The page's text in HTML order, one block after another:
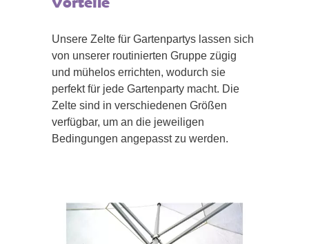
Unsere Zelte für Gartenpartys lassen sich
von unserer routinierten Gruppe zügig
und mühelos errichten, wodurch sie
perfekt für jede Gartenparty macht. Die
Zelte sind in verschiedenen Größen
verfügbar, um an die jeweiligen
Bedingungen angepasst zu werden.